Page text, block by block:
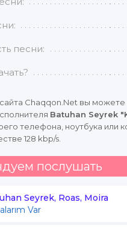
песни:
Chaqqon.Net вы
Batuhan Seyrek
телефона, ноутбука или
128 kbp/s.
послушать
Seyrek, Roas, Moira
Var